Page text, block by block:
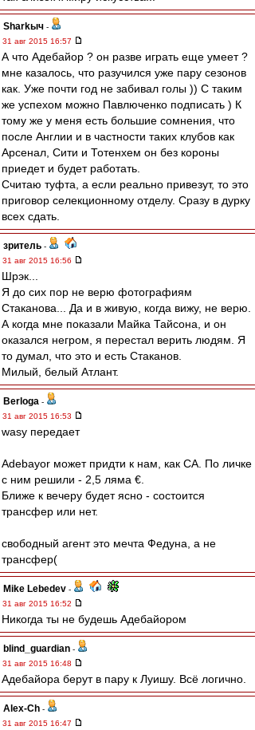
Sharkыч -
31 авг 2015 16:57
А что Адебайор ? он разве играть еще умеет ?
мне казалось, что разучился уже пару сезонов
как. Уже почти год не забивал голы )) С таким
же успехом можно Павлюченко подписать ) К
тому же у меня есть большие сомнения, что
после Англии и в частности таких клубов как
Арсенал, Сити и Тотенхем он без короны
приедет и будет работать.
Считаю туфта, а если реально привезут, то это
приговор селекционному отделу. Сразу в дурку
всех сдать.
зpитель -
31 авг 2015 16:56
Шрэк...
Я до сих пор не верю фотографиям
Стаканова... Да и в живую, когда вижу, не верю.
А когда мне показали Майка Тайсона, и он
оказался негром, я перестал верить людям. Я
то думал, что это и есть Стаканов.
Милый, белый Атлант.
Berloga -
31 авг 2015 16:53
wasy передает
Adebayor может придти к нам, как СА. По личке
с ним решили - 2,5 ляма €.
Ближе к вечеру будет ясно - состоится
трансфер или нет.
свободный агент это мечта Федуна, а не
трансфер(
Mike Lebedev -
31 авг 2015 16:52
Никогда ты не будешь Адебайором
blind_guardian -
31 авг 2015 16:48
Адебайора берут в пару к Луишу. Всё логично.
Alex-Ch -
31 авг 2015 16:47